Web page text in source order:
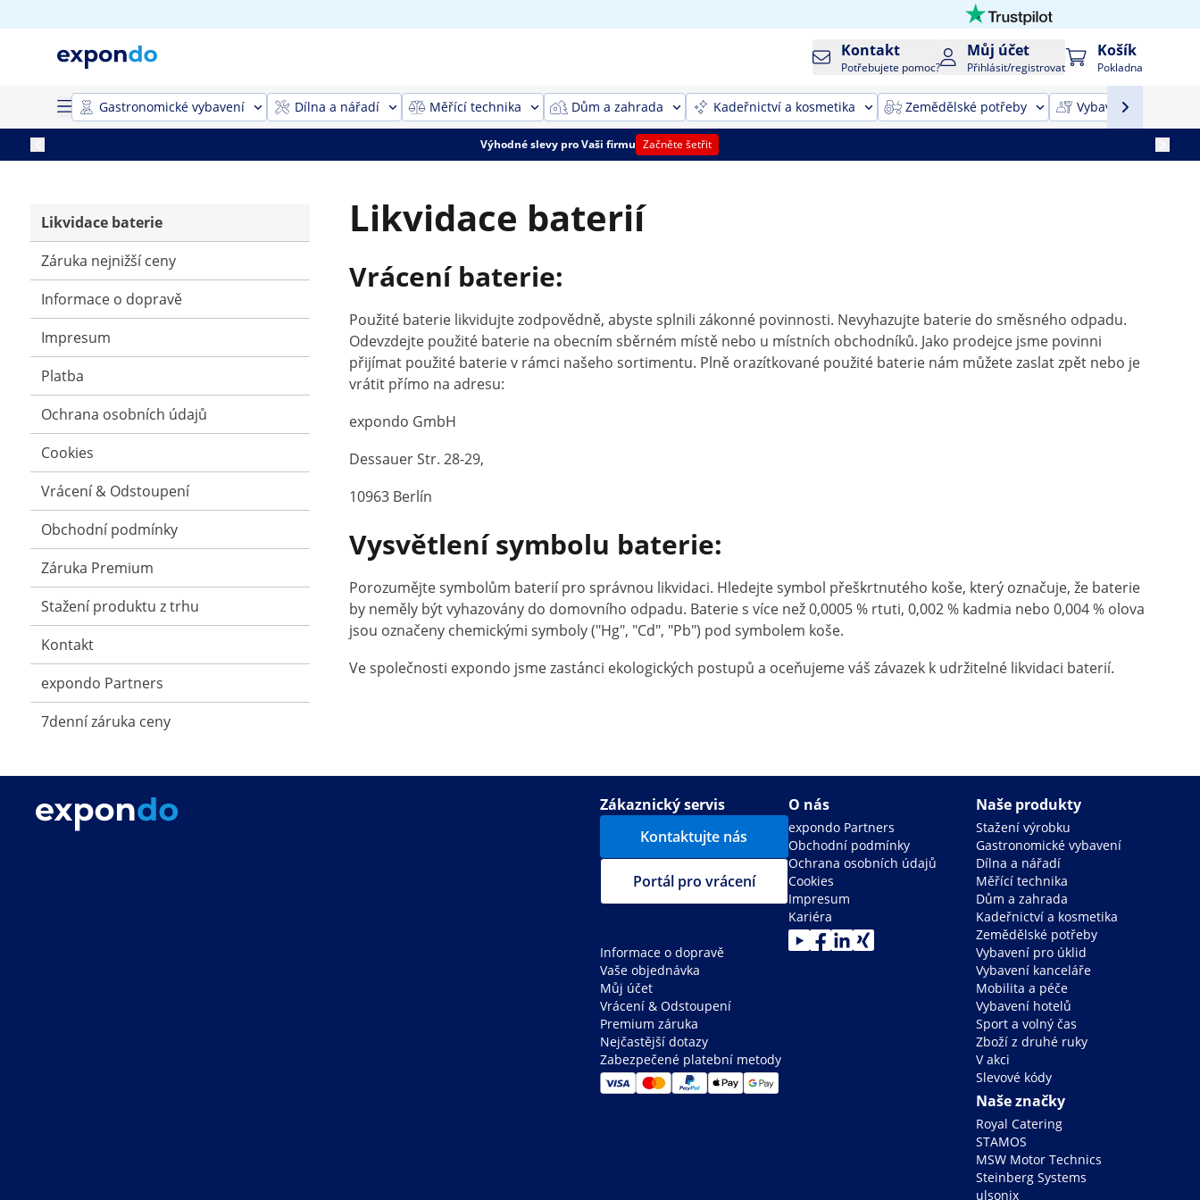
Kontakt
Potřebujete pomoc?
Můj účet
Přihlásit/registrovat
Košík
Pokladna
Gastronomické vybavení Dílna a nářadí Měřící technika Dům a zahrada Kadeřnictví a kosmetika Zemědělské potřeby Vybavení pro úklid
Výhodné slevy pro Vaši firmu Začněte šetřit
Likvidace baterie
Záruka nejnižší ceny
Informace o dopravě
Impresum
Platba
Ochrana osobních údajů
Cookies
Vrácení & Odstoupení
Obchodní podmínky
Záruka Premium
Stažení produktu z trhu
Kontakt
expondo Partners
7denní záruka ceny
Likvidace baterií
Vrácení baterie:
Použité baterie likvidujte zodpovědně, abyste splnili zákonné povinnosti. Nevyhazujte baterie do směsného odpadu.
Odevzdejte použité baterie na obecním sběrném místě nebo u místních obchodníků. Jako prodejce jsme povinni
přijímat použité baterie v rámci našeho sortimentu. Plně orazítkované použité baterie nám můžete zaslat zpět nebo je
vrátit přímo na adresu:
expondo GmbH
Dessauer Str. 28-29,
10963 Berlín
Vysvětlení symbolu baterie:
Porozumějte symbolům baterií pro správnou likvidaci. Hledejte symbol přeškrtnutého koše, který označuje, že baterie
by neměly být vyhazovány do domovního odpadu. Baterie s více než 0,0005 % rtuti, 0,002 % kadmia nebo 0,004 % olova
jsou označeny chemickými symboly ("Hg", "Cd", "Pb") pod symbolem koše.
Ve společnosti expondo jsme zastánci ekologických postupů a oceňujeme váš závazek k udržitelné likvidaci baterií.
Zákaznický servis
Kontaktujte nás
Portál pro vrácení
Informace o dopravě
Vaše objednávka
Můj účet
Vrácení & Odstoupení
Premium záruka
Nejčastější dotazy
Zabezpečené platební metody
O nás
expondo Partners
Obchodní podmínky
Ochrana osobních údajů
Cookies
Impresum
Kariéra
Naše produkty
Stažení výrobku
Gastronomické vybavení
Dílna a nářadí
Měřící technika
Dům a zahrada
Kadeřnictví a kosmetika
Zemědělské potřeby
Vybavení pro úklid
Vybavení kanceláře
Mobilita a péče
Vybavení hotelů
Sport a volný čas
Zboží z druhé ruky
V akci
Slevové kódy
Naše značky
Royal Catering
STAMOS
MSW Motor Technics
Steinberg Systems
ulsonix